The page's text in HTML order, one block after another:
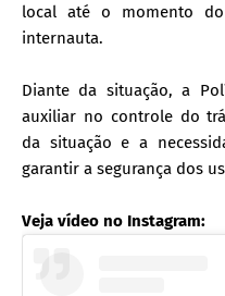
local até o momento
internauta.
Diante da situação, a
auxiliar no controle do
da situação e a
garantir a segurança dos
Veja vídeo no Instagram: